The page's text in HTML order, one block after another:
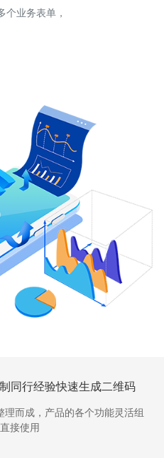
个业务表单，
同行经验快速生成二维码
而成，产品的各个功能灵活组
接使用